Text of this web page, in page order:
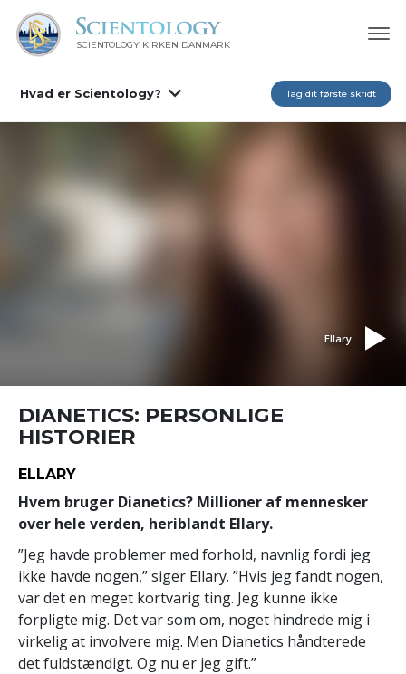
SCIENTOLOGY KIRKEN DANMARK
Hvad er Scientology? Tag dit første skridt
Ellary
DIANETICS: PERSONLIGE
HISTORIER
ELLARY
Hvem bruger Dianetics? Millioner af mennesker
over hele verden, heriblandt Ellary.
”Jeg havde problemer med forhold, navnlig fordi jeg
ikke havde nogen,” siger Ellary. ”Hvis jeg fandt nogen,
var det en meget kortvarig ting. Jeg kunne ikke
forpligte mig. Det var som om, noget hindrede mig i
virkelig at involvere mig. Men Dianetics håndterede
det fuldstændigt. Og nu er jeg gift.”